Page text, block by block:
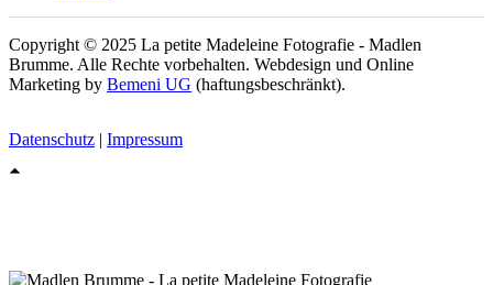
Copyright © 2025 La petite Madeleine Fotografie - Madlen
Brumme. Alle Rechte vorbehalten. Webdesign und Online
Marketing by Bemeni UG (haftungsbeschränkt).
Datenschutz | Impressum